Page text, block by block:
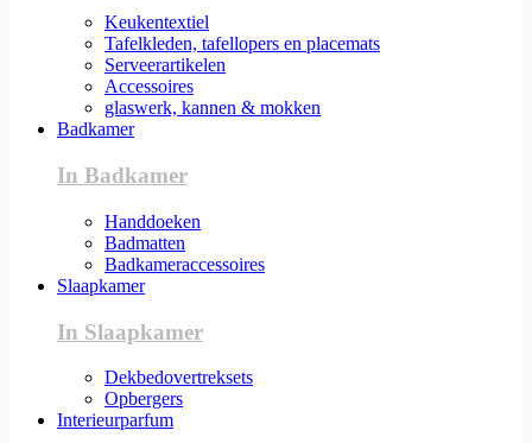
Keukentextiel
Tafelkleden, tafellopers en placemats
Serveerartikelen
Accessoires
glaswerk, kannen & mokken
Badkamer
In Badkamer
Handdoeken
Badmatten
Badkameraccessoires
Slaapkamer
In Slaapkamer
Dekbedovertreksets
Opbergers
Interieurparfum